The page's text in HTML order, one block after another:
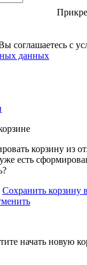
соглашаетесь с
данных
корзину из
есть
Сохранить корзину
начать новую